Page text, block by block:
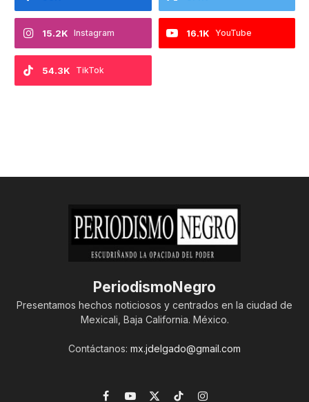
Instagram
15.2K YouTube
16.1K
TikTok
54.3K
PeriodismoNegro
Presentamos hechos noticiosos y centrados en la ciudad de
Mexicali, Baja California. México.
Contáctanos: mx.jdelgado@gmail.com